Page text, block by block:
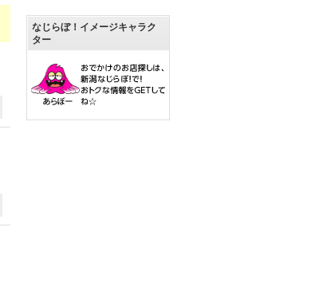
なじらぼ！イメージキャラク
ター